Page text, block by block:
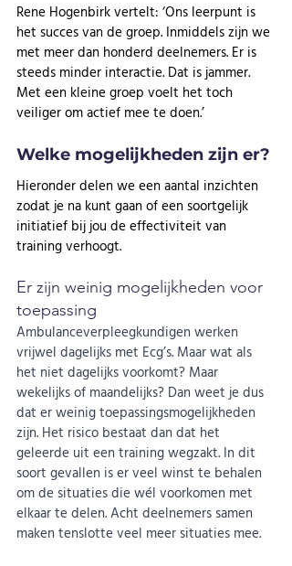
Rene Hogenbirk vertelt: ‘Ons leerpunt is
het succes van de groep. Inmiddels zijn we
met meer dan honderd deelnemers. Er is
steeds minder interactie. Dat is jammer.
Met een kleine groep voelt het toch
veiliger om actief mee te doen.’
Welke mogelijkheden zijn er?
Hieronder delen we een aantal inzichten
zodat je na kunt gaan of een soortgelijk
initiatief bij jou de effectiviteit van
training verhoogt.
Er zijn weinig mogelijkheden voor
toepassing
Ambulanceverpleegkundigen werken
vrijwel dagelijks met Ecg’s. Maar wat als
het niet dagelijks voorkomt? Maar
wekelijks of maandelijks? Dan weet je dus
dat er weinig toepassingsmogelijkheden
zijn. Het risico bestaat dan dat het
geleerde uit een training wegzakt. In dit
soort gevallen is er veel winst te behalen
om de situaties die wél voorkomen met
elkaar te delen. Acht deelnemers samen
maken tenslotte veel meer situaties mee.